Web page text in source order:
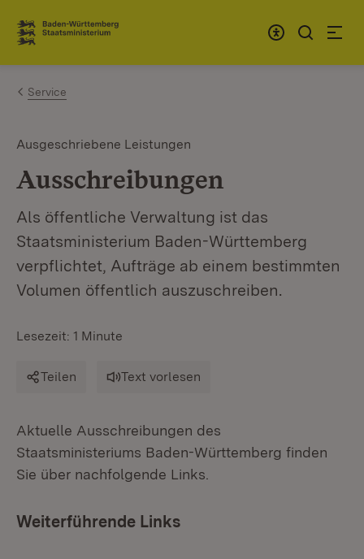
Zum Inhalt springen
Link zur Startseite
Service
Ausgeschriebene Leistungen
Ausschreibungen
Als öffentliche Verwaltung ist das
Staatsministerium Baden-Württemberg
verpflichtet, Aufträge ab einem bestimmten
Volumen öffentlich auszuschreiben.
Lesezeit: 1 Minute
Teilen Text vorlesen
Aktuelle Ausschreibungen des
Staatsministeriums Baden-Württemberg finden
Sie über nachfolgende Links.
Weiterführende Links